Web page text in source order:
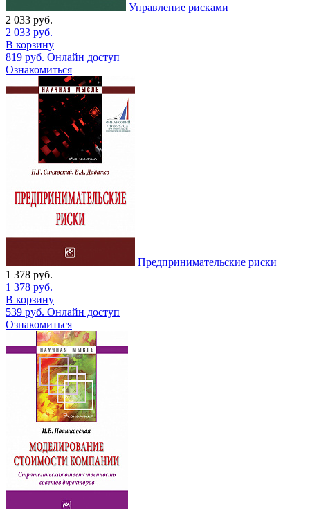
Управление рисками
2 033 руб.
2 033 руб.
В корзину
819 руб. Онлайн доступ
Ознакомиться
Предпринимательские риски
1 378 руб.
1 378 руб.
В корзину
539 руб. Онлайн доступ
Ознакомиться